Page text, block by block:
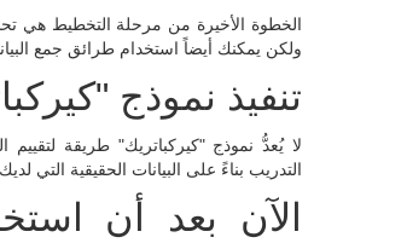
الخطوة الأخيرة من مرحلة التخطيط هي
ولكن يمكنك أيضاً استخدام طرائق جمع
تنفيذ نموذج
لا يُعدُّ نموذج "كيركباتريك" طريقة
التدريب بناءً على البيانات الحقيقية التي لديك.
الآن بعد أن